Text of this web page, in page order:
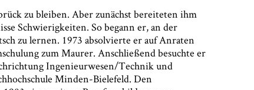
zu bleiben. Aber zunächst bereiteten ihm
Schwierigkeiten. So begann er, an der
zu lernen. 1973 absolvierte er auf Anraten
zum Maurer. Anschließend besuchte er
Ingenieurwesen/Technik und
Minden-Bielefeld. Den
die
und